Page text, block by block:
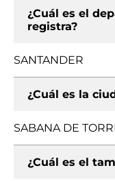
¿Cuál es el
registra?
SANTANDER
¿Cuál es la
SABANA DE
¿Cuál es el